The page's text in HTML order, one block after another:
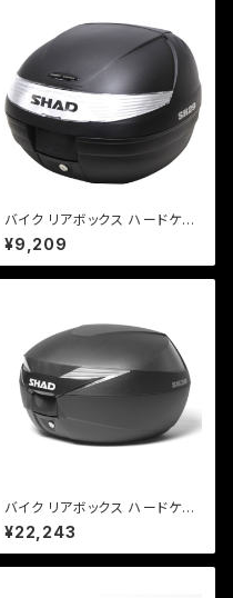
バイク リアボックス ハードケー
ス SHAD SH29 リアボックス
無塗装ブラック
¥9,209
バイク リアボックス ハードケー
ス SHAD SH39 リアボックス
無塗装ブラック
¥22,243